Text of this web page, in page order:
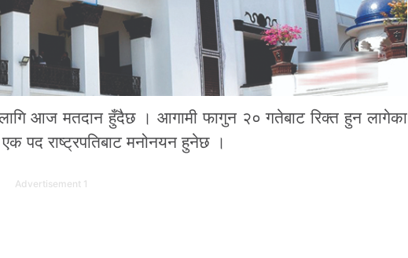
आज मतदान हुँदैछ । आगामी फागुन २० गतेबाट रिक्त हुन लागेका
पद राष्ट्रपतिबाट मनोनयन हुनेछ ।
Advertisement 1